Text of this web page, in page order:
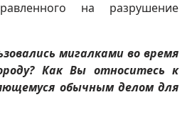
на разрушение
мигалками во время
Как Вы относитесь к
обычным делом для